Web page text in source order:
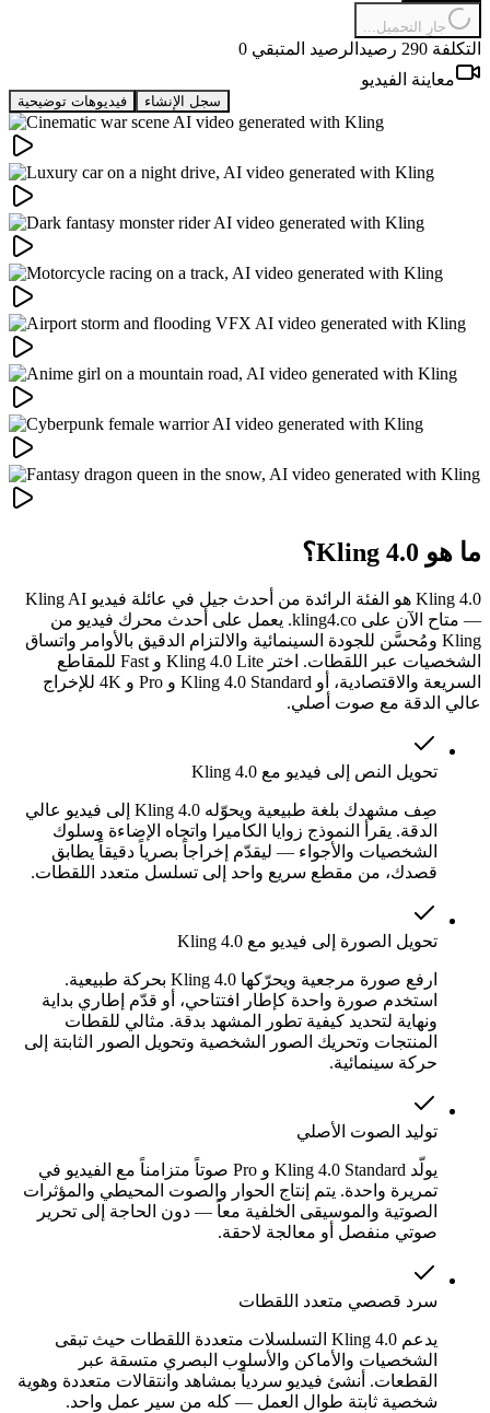
جارٍ التحميل...
التكلفة 290 رصيد
الرصيد المتبقي 0
معاينة الفيديو
فيديوهات توضيحية سجل الإنشاء
ما هو Kling 4.0؟
Kling 4.0 هو الفئة الرائدة من أحدث جيل في عائلة فيديو Kling AI
— متاح الآن على kling4.co. يعمل على أحدث محرك فيديو من
Kling ومُحسَّن للجودة السينمائية والالتزام الدقيق بالأوامر واتساق
الشخصيات عبر اللقطات. اختر Kling 4.0 Lite و Fast للمقاطع
السريعة والاقتصادية، أو Kling 4.0 Standard و Pro و 4K للإخراج
عالي الدقة مع صوت أصلي.
تحويل النص إلى فيديو مع Kling 4.0
صِف مشهدك بلغة طبيعية ويحوّله Kling 4.0 إلى فيديو عالي
الدقة. يقرأ النموذج زوايا الكاميرا واتجاه الإضاءة وسلوك
الشخصيات والأجواء — ليقدّم إخراجاً بصرياً دقيقاً يطابق
قصدك، من مقطع سريع واحد إلى تسلسل متعدد اللقطات.
تحويل الصورة إلى فيديو مع Kling 4.0
ارفع صورة مرجعية ويحرّكها Kling 4.0 بحركة طبيعية.
استخدم صورة واحدة كإطار افتتاحي، أو قدّم إطاري بداية
ونهاية لتحديد كيفية تطور المشهد بدقة. مثالي للقطات
المنتجات وتحريك الصور الشخصية وتحويل الصور الثابتة إلى
حركة سينمائية.
توليد الصوت الأصلي
يولّد Kling 4.0 Standard و Pro صوتاً متزامناً مع الفيديو في
تمريرة واحدة. يتم إنتاج الحوار والصوت المحيطي والمؤثرات
الصوتية والموسيقى الخلفية معاً — دون الحاجة إلى تحرير
صوتي منفصل أو معالجة لاحقة.
سرد قصصي متعدد اللقطات
يدعم Kling 4.0 التسلسلات متعددة اللقطات حيث تبقى
الشخصيات والأماكن والأسلوب البصري متسقة عبر
القطعات. أنشئ فيديو سردياً بمشاهد وانتقالات متعددة وهوية
شخصية ثابتة طوال العمل — كله من سير عمل واحد.